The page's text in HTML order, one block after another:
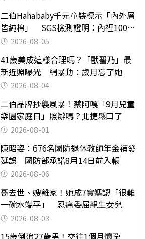
二伯Hahababy千元童裝標示「內外層
皆純棉」 SGS檢測證明：內裡100%
聚酯纖維
2026-08-05
41歲美成這樣合理嗎？「獸醫乃」最
新近照曝光 網暴動：歲月忘了她
2026-08-04
二伯品牌抄襲風暴！蔡阿嘎「9月兒童
樂園家庭日」照辦嗎？北捷鬆口了
2026-08-01
陳昭姿：676名國防退休教師年金補發
延誤 國防部承諾8月14日前入帳
2026-08-06
哥去世、嫂離家！她成7寶媽認「很難
一碗水端平」 忍痛委屈親生女兒
2026-08-03